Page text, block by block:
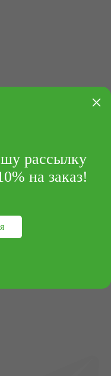
×
рассылку
на заказ!